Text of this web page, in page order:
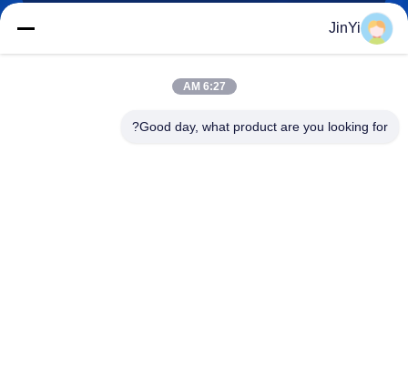
chenshasha1867@gmail.com
JinYi
6:27 AM
Good day, what product are you looking for?